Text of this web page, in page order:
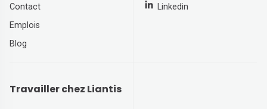
Contact
Emplois
Blog
Linkedin
Travailler chez Liantis